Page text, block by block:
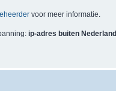
voor meer informatie.
ip-adres buiten Nederland